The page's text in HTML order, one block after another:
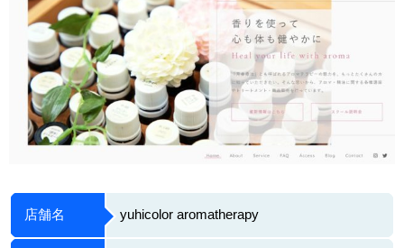
店舗名 yuhicolor aromatherapy